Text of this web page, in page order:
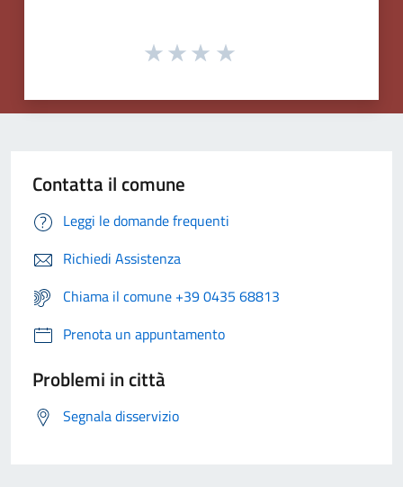
Contatta il comune
Leggi le domande frequenti
Richiedi Assistenza
Chiama il comune +39 0435 68813
Prenota un appuntamento
Problemi in città
Segnala disservizio